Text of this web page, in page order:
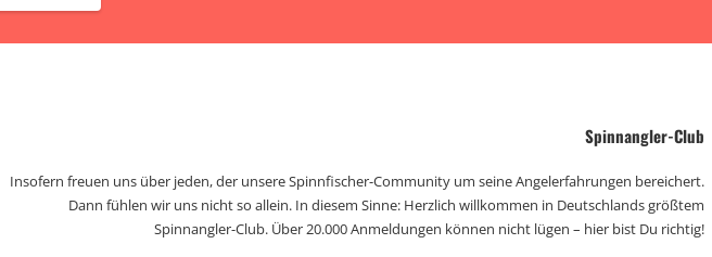
Spinnangler-Club
Insofern freuen uns über jeden, der unsere Spinnfischer-Community um seine Angelerfahrungen bereichert.
Dann fühlen wir uns nicht so allein. In diesem Sinne: Herzlich willkommen in Deutschlands größtem
Spinnangler-Club. Über 20.000 Anmeldungen können nicht lügen – hier bist Du richtig!